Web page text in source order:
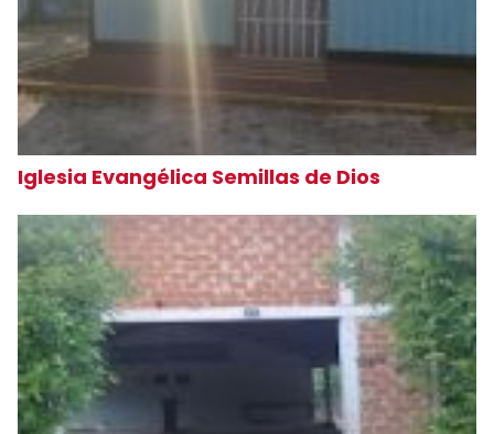
Iglesia Evangélica Semillas de Dios